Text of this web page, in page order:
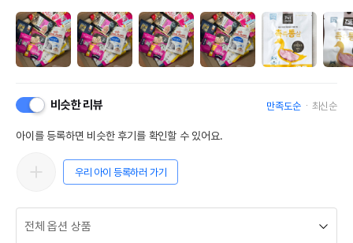
비슷한 리뷰 만족도순 최신순
아이를 등록하면 비슷한 후기를 확인할 수 있어요.
우리 아이 등록하러 가기